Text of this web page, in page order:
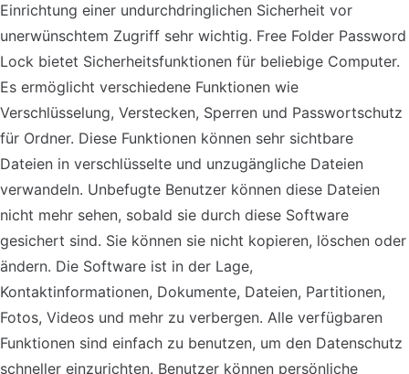
Einrichtung einer undurchdringlichen Sicherheit vor
unerwünschtem Zugriff sehr wichtig. Free Folder Password
Lock bietet Sicherheitsfunktionen für beliebige Computer.
Es ermöglicht verschiedene Funktionen wie
Verschlüsselung, Verstecken, Sperren und Passwortschutz
für Ordner. Diese Funktionen können sehr sichtbare
Dateien in verschlüsselte und unzugängliche Dateien
verwandeln. Unbefugte Benutzer können diese Dateien
nicht mehr sehen, sobald sie durch diese Software
gesichert sind. Sie können sie nicht kopieren, löschen oder
ändern. Die Software ist in der Lage,
Kontaktinformationen, Dokumente, Dateien, Partitionen,
Fotos, Videos und mehr zu verbergen. Alle verfügbaren
Funktionen sind einfach zu benutzen, um den Datenschutz
schneller einzurichten. Benutzer können persönliche